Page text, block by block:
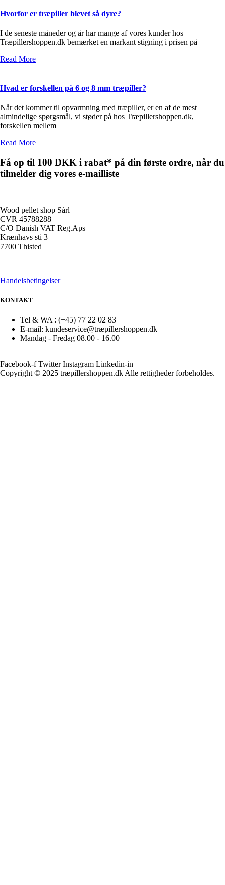
Hvorfor er træpiller blevet så dyre?
I de seneste måneder og år har mange af vores kunder hos
Træpillershoppen.dk bemærket en markant stigning i prisen på
Read More
Hvad er forskellen på 6 og 8 mm træpiller?
Når det kommer til opvarmning med træpiller, er en af de mest
almindelige spørgsmål, vi støder på hos Træpillershoppen.dk,
forskellen mellem
Read More
Få op til 100 DKK i rabat* på din første ordre, når du
tilmelder dig vores e-mailliste
Wood pellet shop Sárl
CVR 45788288
C/O Danish VAT Reg.Aps
Krænhavs sti 3
7700 Thisted
Handelsbetingelser
KONTAKT
Tel & WA : (+45) 77 22 02 83
E-mail: kundeservice@træpillershoppen.dk
Mandag - Fredag 08.00 - 16.00
Facebook-f Twitter Instagram Linkedin-in
Copyright © 2025 træpillershoppen.dk Alle rettigheder forbeholdes.